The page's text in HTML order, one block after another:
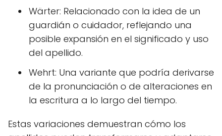
Wärter: Relacionado con la idea de un
guardián o cuidador, reflejando una
posible expansión en el significado y uso
del apellido.
Wehrt: Una variante que podría derivarse
de la pronunciación o de alteraciones en
la escritura a lo largo del tiempo.
Estas variaciones demuestran cómo los